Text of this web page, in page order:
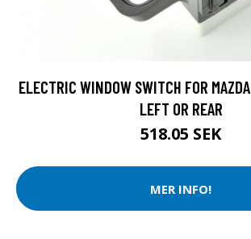
ELECTRIC WINDOW SWITCH FOR
LEFT OR REAR
518.05 SEK
MER INFO!